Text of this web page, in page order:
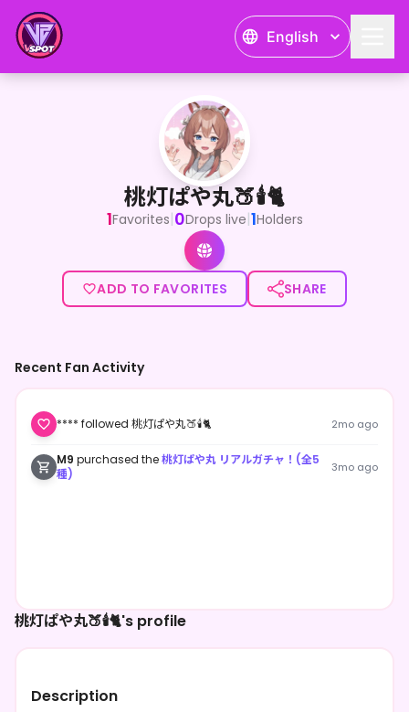
English
桃灯ぱや丸🍑🕯️🐈
<p>家族である猫のちーちゃんが大好きでお話してみたい
桃灯ぱや丸🍑🕯️🐈
1Favorites|0Drops live|1Holders
ADD TO FAVORITES SHARE
桃灯ぱや丸🍑🕯️🐈's profile
Description
Recent Fan Activity
**** followed 桃灯ぱや丸🍑🕯️🐈 2mo ago
M9 purchased the桃灯ぱや丸 リアルガチャ！(全5
種)
3mo ago